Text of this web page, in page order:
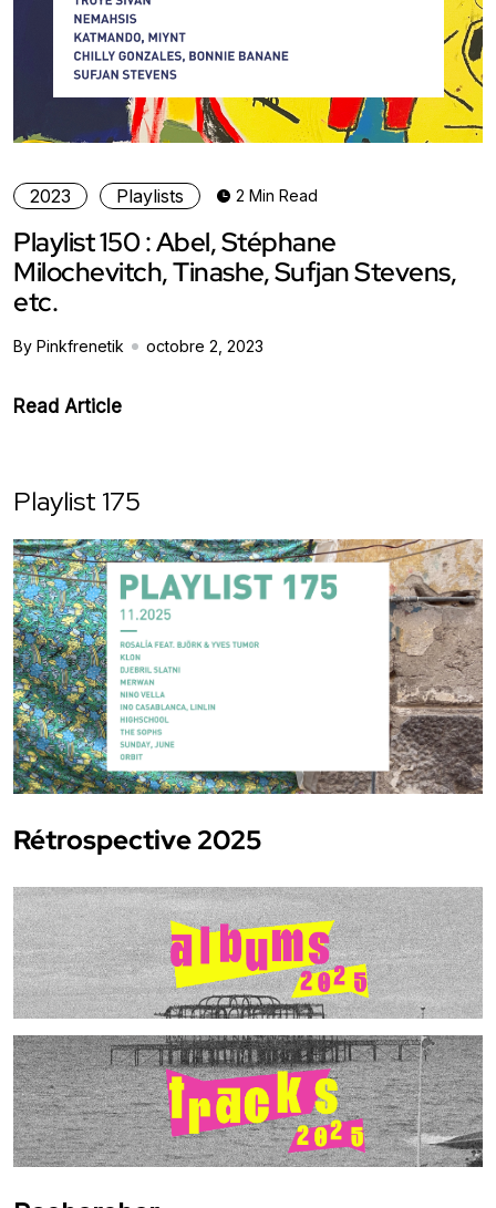
2023 Playlists 2 Min Read
Playlist 150 : Abel, Stéphane
Milochevitch, Tinashe, Sufjan Stevens,
etc.
By Pinkfrenetik octobre 2, 2023
Read Article
Playlist 175
Rétrospective 2025